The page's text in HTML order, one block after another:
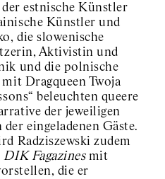
estnische Künstler
Künstler und
die slowenische
Aktivistin und
und die polnische
Dragqueen Twoja
beleuchten queere
der jeweiligen
eingeladenen Gäste.
Radziszewski zudem
DIK Fagazinesmit
die er